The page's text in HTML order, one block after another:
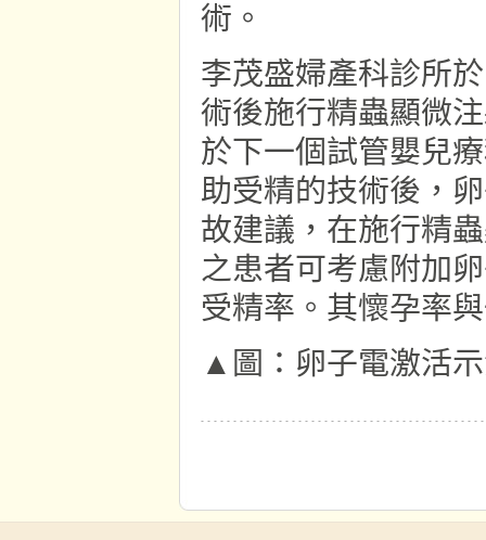
術。
李茂盛婦產科診所
術後施行精蟲顯微
於下一個試管嬰兒
助受精的技術後，
故建議，在施行精
之患者可考慮附加
受精率。其懷孕率
▲圖：卵子電激活